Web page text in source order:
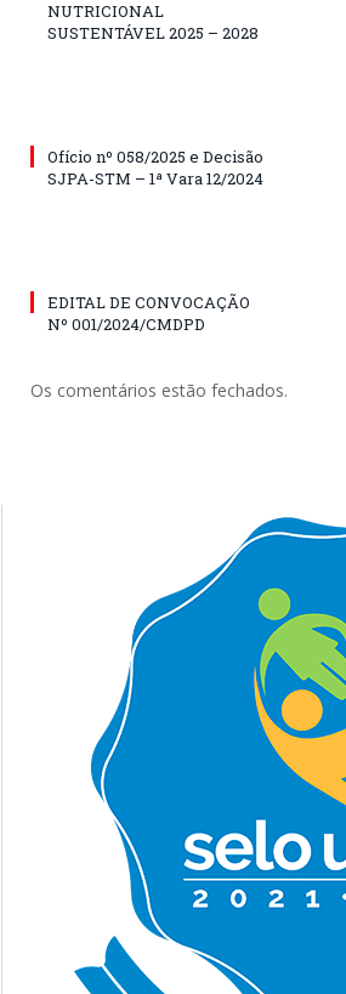
NUTRICIONAL
SUSTENTÁVEL 2025 – 2028
Ofício nº 058/2025 e Decisão
SJPA-STM – 1ª Vara 12/2024
EDITAL DE CONVOCAÇÃO
Nº 001/2024/CMDPD
Os comentários estão fechados.